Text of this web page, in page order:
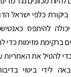
כלפי ישראל
להיתפס
ברקימת מזימות כדי
להטיל את האחריות
לידי ביטוי